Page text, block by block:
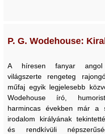
P. G. Wodehouse:
A híresen fanyar angol
világszerte rengeteg
műfaj egyik legjelesebb
Wodehouse író,
harmincas években már a
irodalom királyának
és rendkívüli